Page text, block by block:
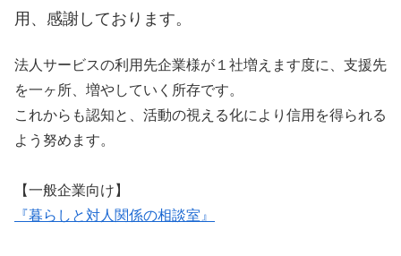
用、感謝しております。
法人サービスの利用先企業様が１社増えます度に、支援先
を一ヶ所、増やしていく所存です。
これからも認知と、活動の視える化により信用を得られる
よう努めます。
【一般企業向け】
『暮らしと対人関係の相談室』